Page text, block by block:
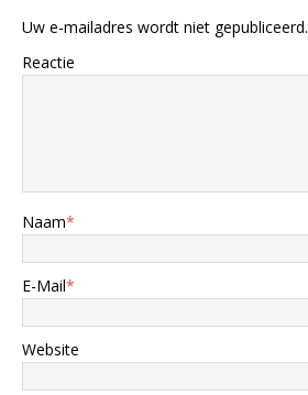
Uw e-mailadres wordt niet gepubliceerd.
Reactie
Naam*
E-Mail*
Website